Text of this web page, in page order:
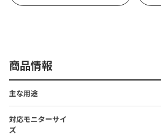
商品情報
主な用途
対応モニターサイ
ズ